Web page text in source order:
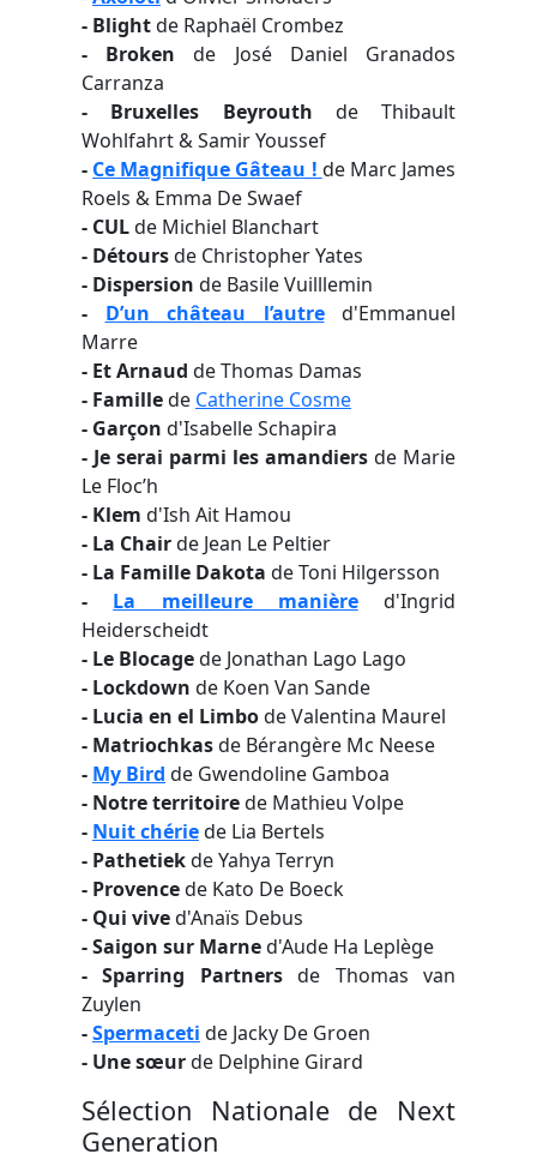
- Blightde Raphaël Crombez
- Broken de José Daniel Granados
Carranza
- Bruxelles Beyrouth de Thibault
Wohlfahrt & Samir Youssef
- Ce Magnifique Gâteau ! de Marc James
Roels & Emma De Swaef
- CULde Michiel Blanchart
- Détoursde Christopher Yates
- Dispersion de Basile Vuilllemin
- D’un château l’autred'Emmanuel
Marre
- Et Arnaud de Thomas Damas
- Famillede Catherine Cosme
- Garçon d'Isabelle Schapira
- Je serai parmi les amandiers de Marie
Le Floc’h
- Klem d'Ish Ait Hamou
- La Chairde Jean Le Peltier
- La Famille Dakota de Toni Hilgersson
- La meilleure manièred'Ingrid
Heiderscheidt
- Le Blocagede Jonathan Lago Lago
- Lockdown de Koen Van Sande
- Lucia en el Limbode Valentina Maurel
- Matriochkasde Bérangère Mc Neese
- My Bird de Gwendoline Gamboa
- Notre territoirede Mathieu Volpe
- Nuit chériede Lia Bertels
- Pathetiekde Yahya Terryn
- Provencede Kato De Boeck
- Qui vived'Anaïs Debus
- Saigon sur Marned'Aude Ha Leplège
- Sparring Partnersde Thomas van
Zuylen
-Spermaceti de Jacky De Groen
- Une sœurde Delphine Girard
Sélection Nationale de Next
Generation